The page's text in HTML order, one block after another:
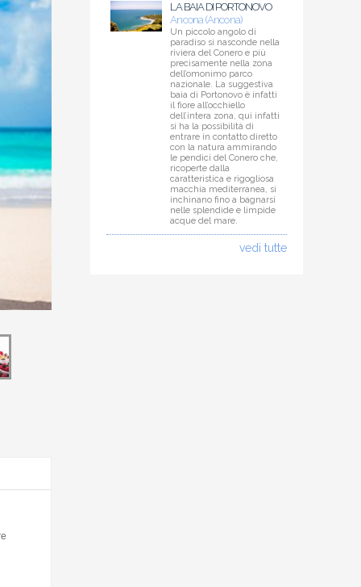
LA BAIA DI PORTONOVO
Ancona (Ancona)
Un piccolo angolo di
paradiso si nasconde nella
riviera del Conero e più
precisamente nella zona
dell’omonimo parco
nazionale. La suggestiva
baia di Portonovo è infatti
il fiore all’occhiello
dell’intera zona, qui infatti
si ha la possibilità di
entrare in contatto diretto
con la natura ammirando
le pendici del Conero che,
ricoperte dalla
caratteristica e rigogliosa
macchia mediterranea, si
inchinano fino a bagnarsi
nelle splendide e limpide
acque del mare.
vedi tutte